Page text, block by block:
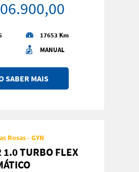
17653 Km
MANUAL
SABER MAIS
Rosas - GYN
1.0 TURBO FLEX